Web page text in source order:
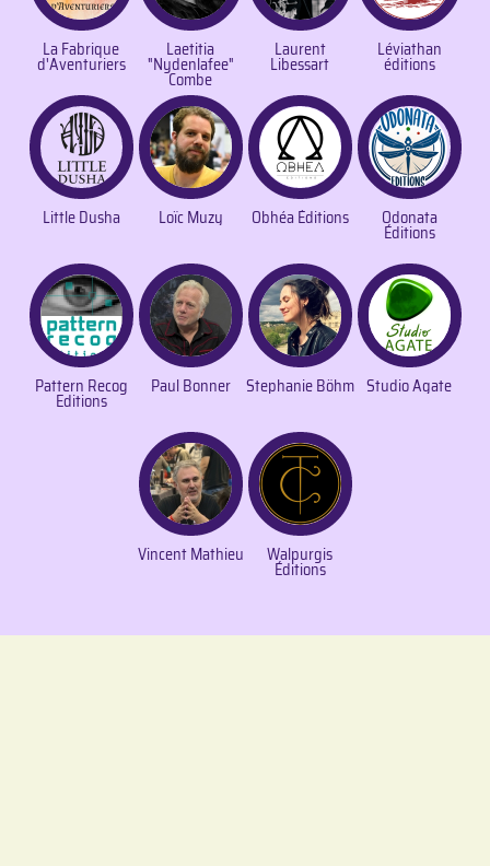
La Fabrique
d'Aventuriers
Laetitia
"Nydenlafee"
Combe
Laurent
Libessart
Léviathan
éditions
Little Dusha Loïc Muzy Obhéa Éditions Odonata
Éditions
Pattern Recog
Editions
Paul Bonner Stephanie Böhm Studio Agate
Vincent Mathieu Walpurgis
Éditions